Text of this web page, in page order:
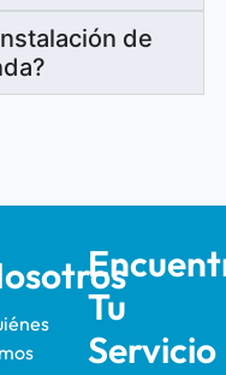
de
Tu
Servicio